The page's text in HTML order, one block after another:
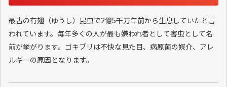
最古の有翅（ゆうし）昆虫で2億5千万年前から生息していたと言
われています。毎年多くの人が最も嫌われ者として害虫として名
前が挙がります。ゴキブリは不快な見た目、病原菌の媒介、アレ
ルギーの原因となります。